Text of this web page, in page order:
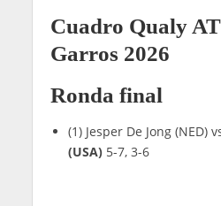
Cuadro Qualy
Garros 2026
Ronda final
(1) Jesper De Jong (NED)
(USA)5-7, 3-6